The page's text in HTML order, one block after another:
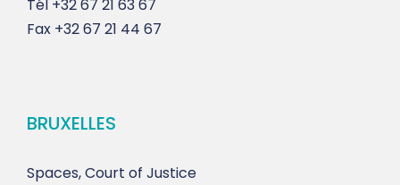
Tél +32 67 21 63 67
Fax +32 67 21 44 67
BRUXELLES
Spaces, Court of Justice